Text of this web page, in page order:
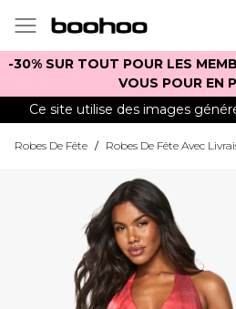
-30% SUR TOUT POUR LES
VOUS POUR EN
Ce site utilise des images
Robes De Fête / Robes De Fête Avec